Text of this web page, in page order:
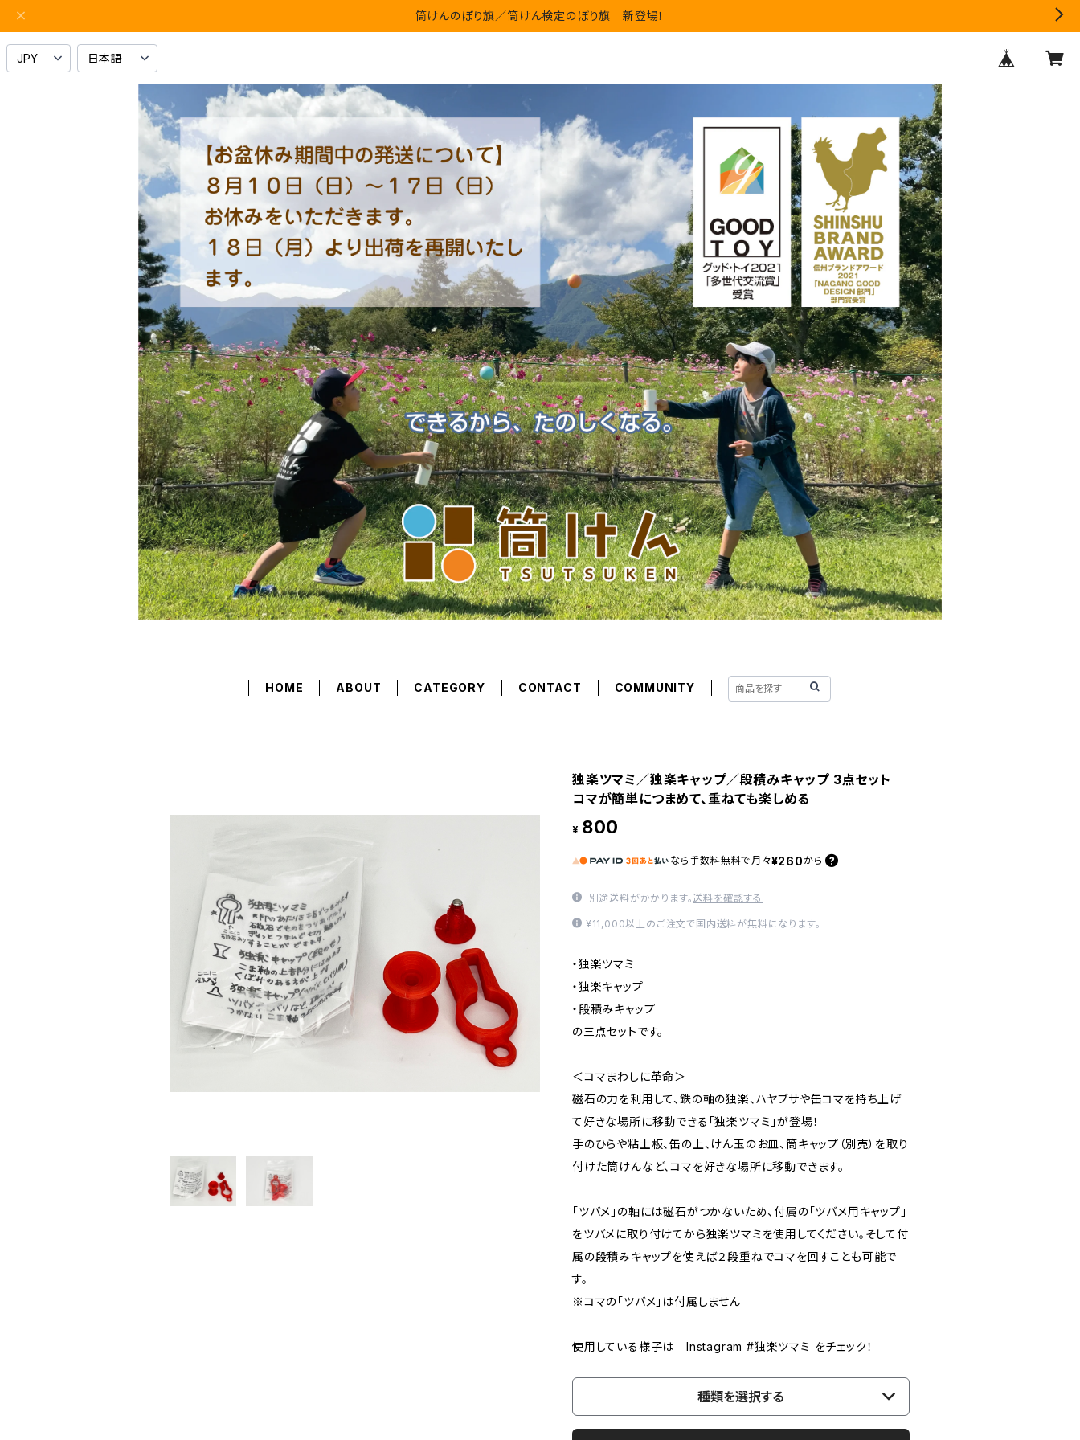
筒けんのぼり旗／筒けん検定のぼり旗 新登場！
HOME ABOUT CATEGORY CONTACT COMMUNITY
独楽ツマミ／独楽キャップ／段積みキャップ 3点セット｜
コマが簡単につまめて、重ねても楽しめる
¥ 800
なら 手数料無料で 月々¥260 から
別途送料がかかります。送料を確認する
¥11,000以上のご注文で国内送料が無料になります。
・独楽ツマミ
・独楽キャップ
・段積みキャップ
の三点セットです。
＜コマまわしに革命＞
磁石の力を利用して、鉄の軸の独楽、ハヤブサや缶コマを持ち上げ
て好きな場所に移動できる「独楽ツマミ」が登場！
手のひらや粘土板、缶の上、けん玉のお皿、筒キャップ（別売）を取り
付けた筒けんなど、コマを好きな場所に移動できます。
「ツバメ」の軸には磁石がつかないため、付属の「ツバメ用キャップ」
をツバメに取り付けてから独楽ツマミを使用してください。そして付
属の段積みキャップを使えば２段重ねでコマを回すことも可能で
す。
※コマの「ツバメ」は付属しません
使用している様子は Instagram #独楽ツマミ をチェック！
種類を選択する